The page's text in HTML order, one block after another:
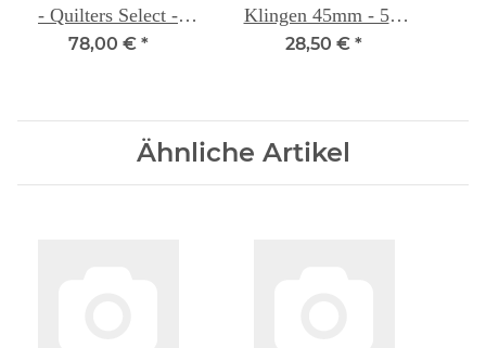
- Quilters Select -
60mm
78,00 € *
Klingen 45mm - 5er
Packung- Quilters
28,50 € *
Ähnliche Artikel